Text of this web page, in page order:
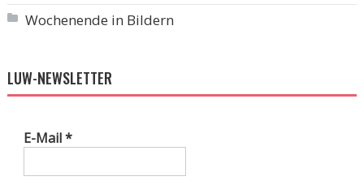
Wochenende in Bildern
LUW-NEWSLETTER
E-Mail*